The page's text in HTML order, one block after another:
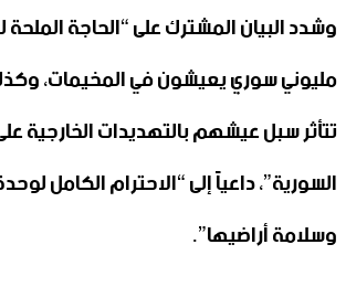
وشدد البيان المشترك على “الحاجة
مليوني سوري يعيشون في المخيمات،
تتأثر سبل عيشهم بالتهديدات الخارجية
السورية”، داعياً إلى “الاحترام الكامل
وسلامة أراضيها”.